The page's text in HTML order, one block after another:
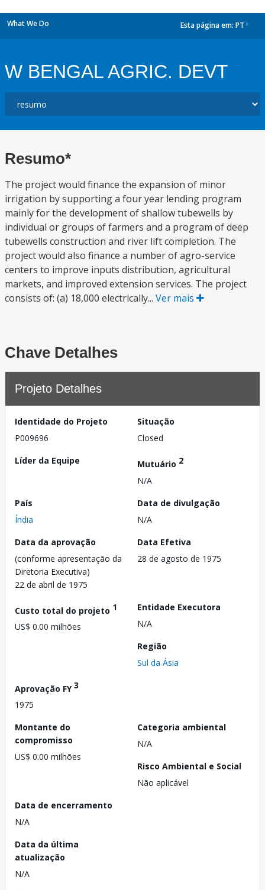
What We Do Esta página em: PT
W BENGAL AGRIC. DEVT
Resumo*
The project would finance the expansion of minor
irrigation by supporting a four year lending program
mainly for the development of shallow tubewells by
individual or groups of farmers and a program of deep
tubewells construction and river lift completion. The
project would also finance a number of agro-service
centers to improve inputs distribution, agricultural
markets, and improved extension services. The project
consists of: (a) 18,000 electrically... Ver mais
Chave Detalhes
Projeto Detalhes
Identidade do Projeto
P009696
Situação
Closed
Líder da Equipe
Mutuário 2
N/A
País
Índia
Data de divulgação
N/A
Data da aprovação
(conforme apresentação da
Diretoria Executiva)
22 de abril de 1975
Data Efetiva
28 de agosto de 1975
Custo total do projeto 1
US$ 0.00 milhões
Entidade Executora
N/A
Região
Sul da Ásia
Aprovação FY3
1975
Montante do
compromisso
US$ 0.00 milhões
Categoria ambiental
N/A
Risco Ambiental e Social
Não aplicável
Data de encerramento
N/A
Data da última
atualização
N/A